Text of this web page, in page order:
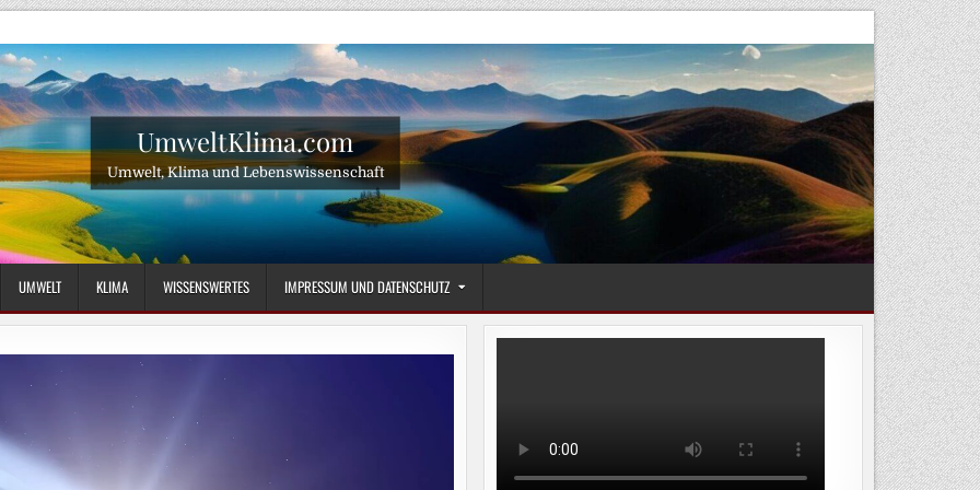
UmweltKlima.com
Umwelt, Klima und Lebenswissenschaft
UMWELT KLIMA WISSENSWERTES IMPRESSUM UND DATENSCHUTZ